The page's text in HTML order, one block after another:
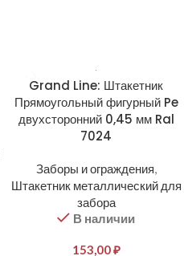
Grand Line: Штакетник
Прямоугольный фигурный Pe
двухсторонний 0,45 мм Ral
7024
Заборы и ограждения,
Штакетник металлический для
забора
В наличии
153,00₽